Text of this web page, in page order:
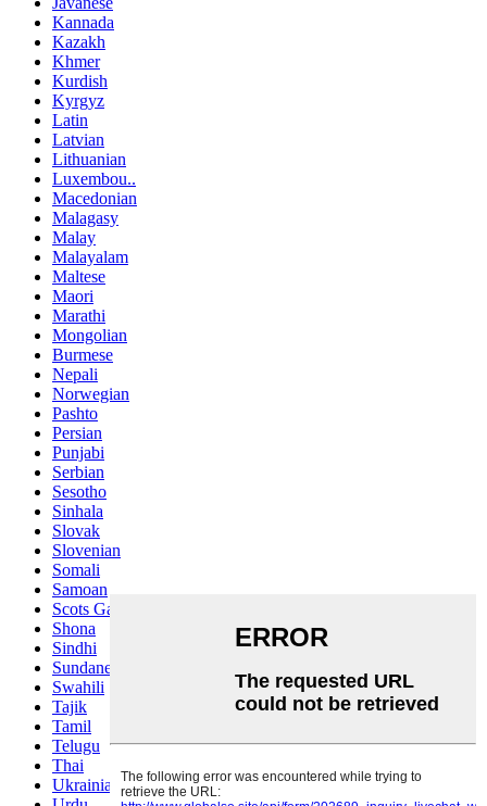
Kannada
Kazakh
Khmer
Kurdish
Kyrgyz
Latin
Latvian
Lithuanian
Luxembou..
Macedonian
Malagasy
Malay
Malayalam
Maltese
Maori
Marathi
Mongolian
Burmese
Nepali
Norwegian
Pashto
Persian
Punjabi
Serbian
Sesotho
Sinhala
Slovak
Slovenian
Somali
Samoan
Scots Gaelic
Shona
Sindhi
Sundanese
Swahili
Tajik
Tamil
Telugu
Thai
Ukrainian